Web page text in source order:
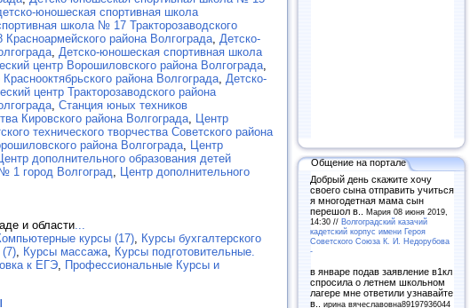
юношеская спортивная школа
школа № 17 Тракторозаводского
района Волгограда, Детско-
, Детско-юношеская спортивная школа
центр Ворошиловского района Волгограда,
района Волгограда, Детско-
центр Тракторозаводского района
, Станция юных техников
Кировского района Волгограда, Центр
технического творчества Советского района
района Волгограда, Центр
дополнительного образования детей
1 город Волгоград, Центр дополнительного
и области...
курсы (17), Курсы бухгалтерского
(7), Курсы массажа, Курсы подготовительные.
к ЕГЭ, Профессиональные Курсы и
Общение на портале
Добрый день скажите хочу
своего сына отправить учиться
я многодетная мама сын
перешол в.. Мария 08 июня 2019,
14:30 // Волгоградский казачий
кадетский корпус имени Героя
Советского Союза К. И. Недорубова
-
в январе подав заявление в1кл
спросила о летнем школьном
лагере мне ответили узнавайте
в.. ирина вячеславовна89197936044